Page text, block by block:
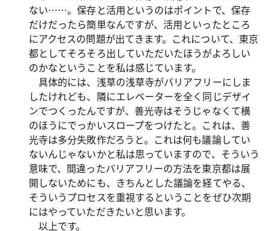
ない……。保存と活用というのはポイントで、保存
だけだったら簡単なんですが、活用といったところ
にアクセスの問題が出てきます。これについて、東京
都としてそろそろ出していただいたほうがよろしい
のかなということを私は感じています。
具体的には、浅草の浅草寺がバリアフリーにしま
したけれども、隣にエレベーターを全く同じデザイ
ンでつくったんですが、善光寺はそうじゃなくて横
のほうにでっかいスロープをつけたと。これは、善
光寺は多分失敗作だろうと。これは何も議論してい
ないんじゃないかと私は思っていますので、そういう
意味で、間違ったバリアフリーの方法を東京都は展
開しないためにも、きちんとした議論を経てやる、
そういうプロセスを重視するということをぜひ次期
にはやっていただきたいと思います。
以上です。